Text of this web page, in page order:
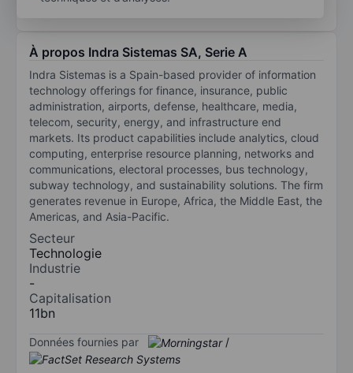
À propos Indra Sistemas SA, Serie A
Indra Sistemas is a Spain-based provider of information
technology offerings for finance, insurance, public
administration, airports, defense, healthcare, media,
telecom, security, energy, and infrastructure end
markets. Its product capabilities include analytics, cloud
computing, enterprise resource planning, networks and
communications, electoral processes, bus technology,
subway technology, and sustainability solutions. The firm
generates revenue in Europe, Africa, the Middle East, the
Americas, and Asia-Pacific.
Secteur
Technologie
Industrie
-
Capitalisation
11bn
Données fournies par /